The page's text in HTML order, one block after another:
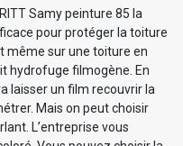
Samy peinture 85 la
pour protéger la toiture
même sur une toiture en
hydrofuge filmogène. En
laisser un film recouvrir la
Mais on peut choisir
L’entreprise vous